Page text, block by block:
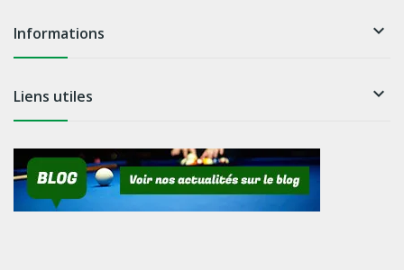
Informations 
Liens utiles 